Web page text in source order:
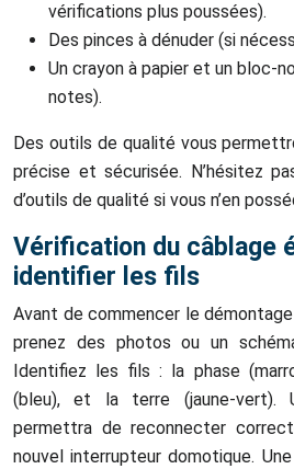
vérifications plus poussées).
Des pinces à dénuder (si
Un crayon à papier et un bloc-
notes).
Des outils de qualité vous
précise et sécurisée. N’hésitez
d’outils de qualité si vous n’en
Vérification du câblage
identifier les fils
Avant de commencer le
prenez des photos ou un
Identifiez les fils : la phase
(bleu), et la terre (jaune-vert).
permettra de reconnecter
nouvel interrupteur domotique.